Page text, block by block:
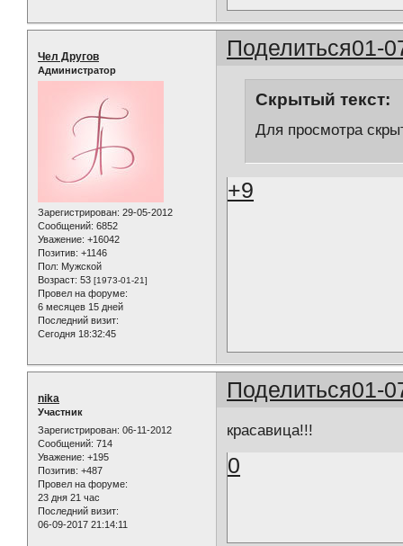
Поделиться01-
Чел Другов
Администратор
Зарегистрирован: 29-05-2012
Сообщений: 6852
Уважение: +16042
Позитив: +1146
Пол: Мужской
Возраст: 53 [1973-01-21]
Провел на форуме:
6 месяцев 15 дней
Последний визит:
Сегодня 18:32:45
Скрытый текст:
Для просмотра
+9
Поделиться01-
nika
Участник
Зарегистрирован: 06-11-2012
Сообщений: 714
Уважение: +195
Позитив: +487
Провел на форуме:
23 дня 21 час
Последний визит:
06-09-2017 21:14:11
красавица!!!
0